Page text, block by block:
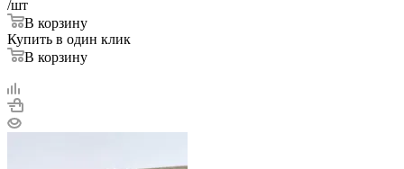
/шт
В корзину
Купить в один клик
В корзину